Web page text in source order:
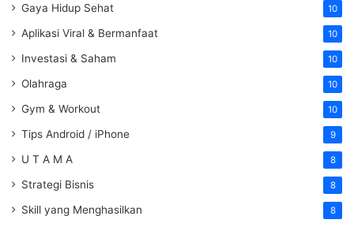
Gaya Hidup Sehat 10
Aplikasi Viral & Bermanfaat 10
Investasi & Saham 10
Olahraga 10
Gym & Workout 10
Tips Android / iPhone 9
U T A M A 8
Strategi Bisnis 8
Skill yang Menghasilkan 8